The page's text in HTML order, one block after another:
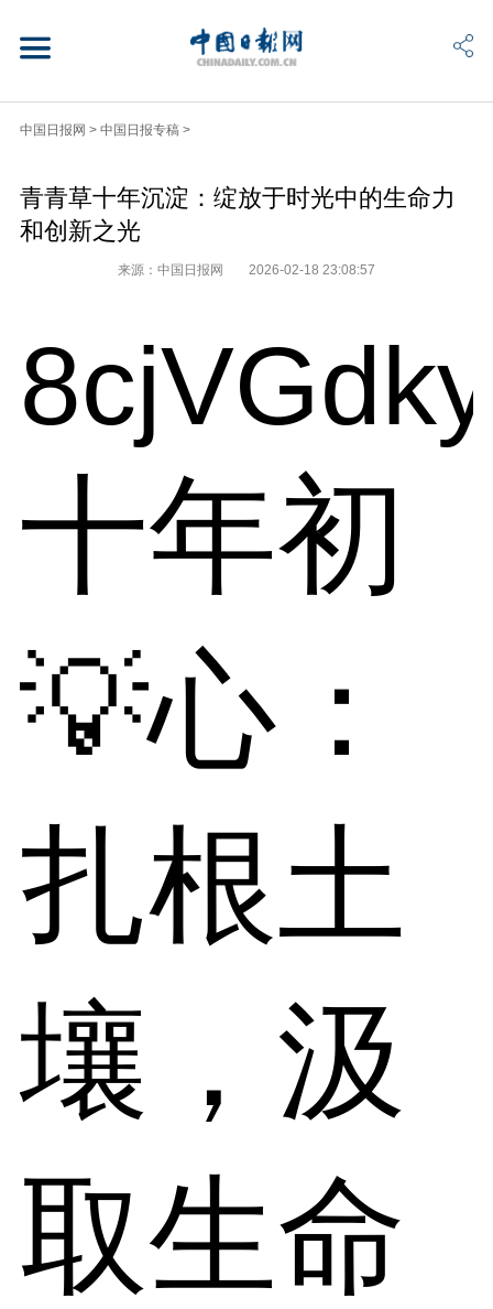
中国日报网 > 中国日报专稿 >
青青草十年沉淀：绽放于时光中的生命力
和创新之光
来源：中国日报网 2026-02-18 23:08:57
十年初
💡心：
扎根土
壤，汲
取生命